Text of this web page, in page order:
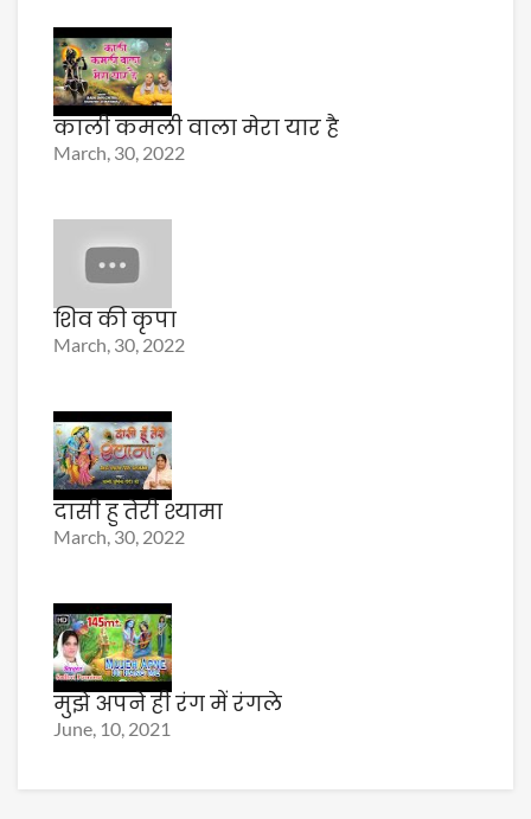
काली कमली वाला मेरा यार है
March, 30, 2022
शिव की कृपा
March, 30, 2022
दासी हु तेरी श्यामा
March, 30, 2022
मुझे अपने ही रंग में रंगले
June, 10, 2021